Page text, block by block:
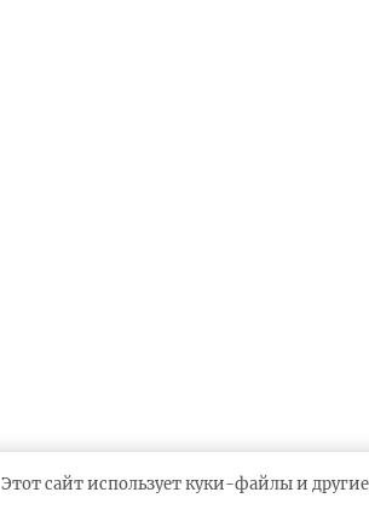
Этот сайт использует куки-файлы и